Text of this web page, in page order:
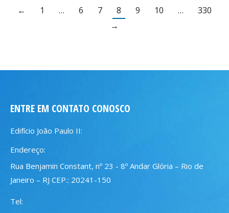
← 1 … 6 7 8 9 10 …
330
→
ENTRE EM CONTATO CONOSCO
Edifício João Paulo II:
Endereço:
Rua Benjamin Constant, nº 23 - 8º Andar Glória – Rio de
Janeiro – RJ CEP.: 20241-150
Tel: